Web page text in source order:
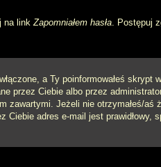
na linkZapomniałem hasła. Postępuj
a Ty poinformowałeś skrypt
przez Ciebie albo przez
Jeżeli nie otrzymałeś/aś
Ciebie adres e-mail jest prawidłowy,